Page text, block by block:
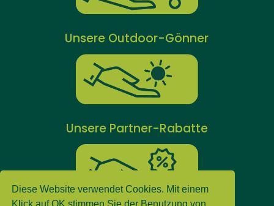
Diese Website verwendet Cookies. Mit einem
Unsere Outdoor-Gönner
Unsere Partner-Rabatte